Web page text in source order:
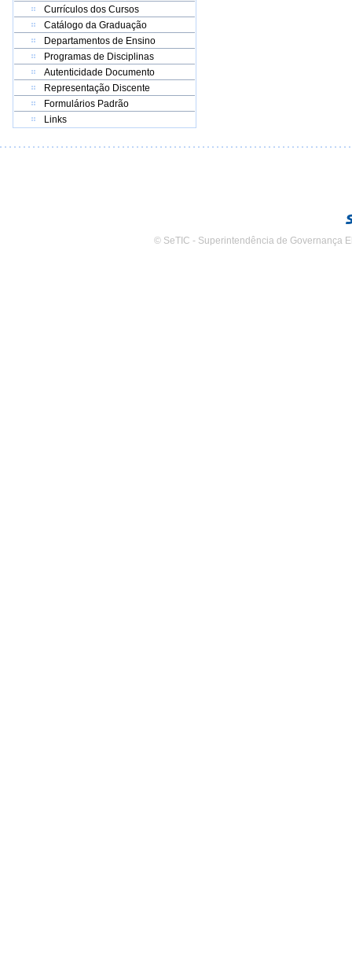
Currículos dos Cursos
Catálogo da Graduação
Departamentos de Ensino
Programas de Disciplinas
Autenticidade Documento
Representação Discente
Formulários Padrão
Links
© SeTIC - Superintendência de Governança